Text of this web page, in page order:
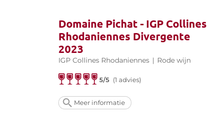
Domaine Pichat - IGP Collines
Rhodaniennes Divergente
2023
IGP Collines Rhodaniennes | Rode wijn
5/5 (1 advies)
Meer informatie